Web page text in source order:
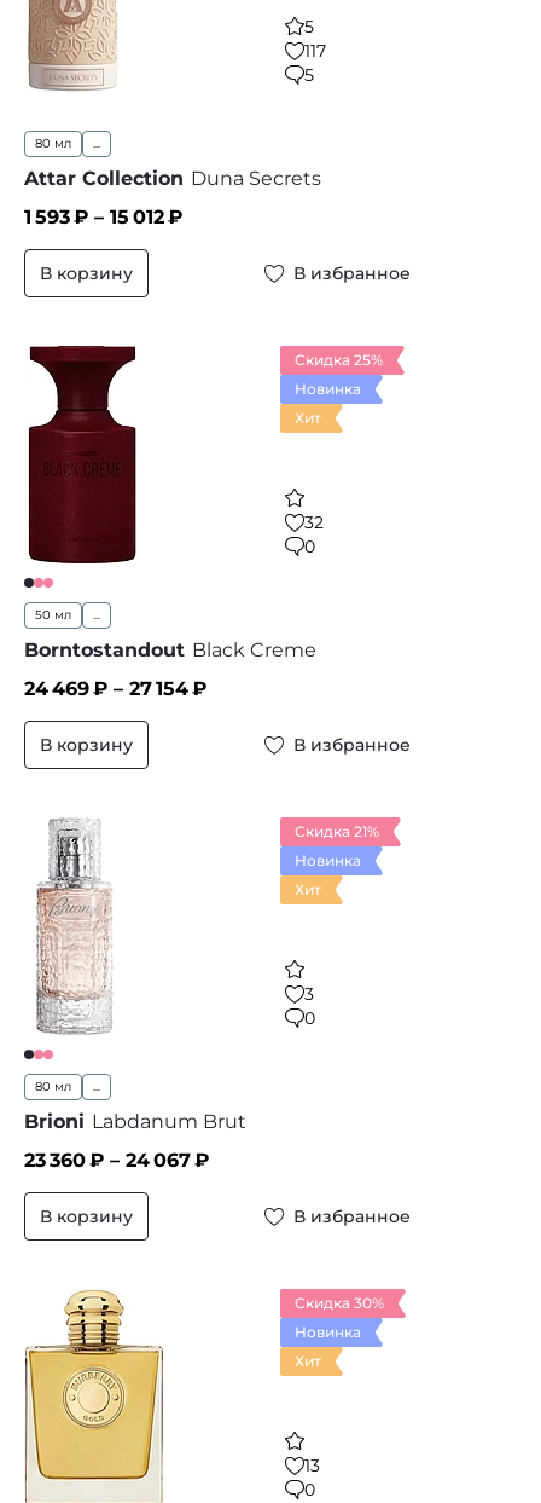
5
117
5
80 мл ...
Attar Collection Duna Secrets
1 593₽ – 15 012₽
В корзину В избранное
Скидка 25%
Новинка
Хит
32
0
50 мл ...
Borntostandout Black Creme
24 469₽ – 27 154₽
В корзину В избранное
Скидка 21%
Новинка
Хит
3
0
80 мл ...
Brioni Labdanum Brut
23 360₽ – 24 067₽
В корзину В избранное
Скидка 30%
Новинка
Хит
13
0